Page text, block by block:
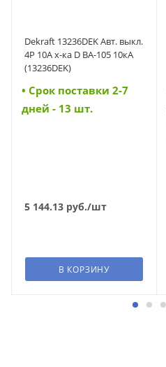
Dekraft 13236DEK Авт. выкл.
4P 10A х-ка D ВА-105 10кА
(13236DEK)
• Cрок поставки 2-7
дней - 13 шт.
5 144.13 руб./шт
В КОРЗИНУ